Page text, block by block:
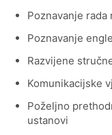
Godišnji izvještaj o
Poznavanje rada
Poznavanje
Razvijene
Komunikacijske
Poželjno
ustanovi